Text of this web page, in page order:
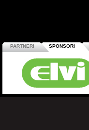
PARTNERI SPONSORI